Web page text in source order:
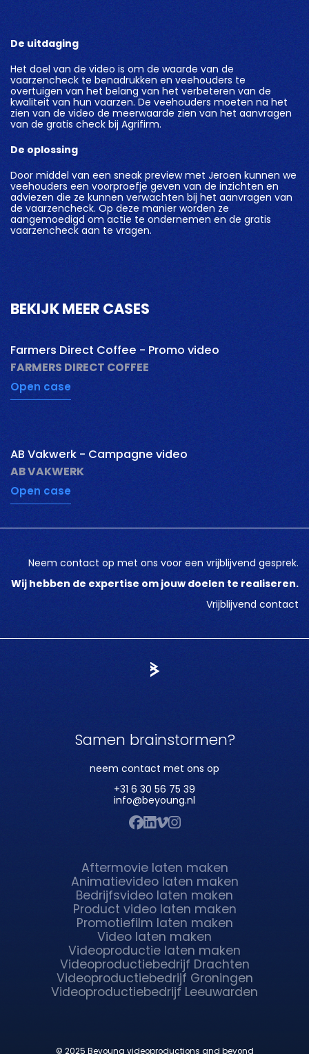
De uitdaging
Het doel van de video is om de waarde van de
vaarzencheck te benadrukken en veehouders te
overtuigen van het belang van het verbeteren van de
kwaliteit van hun vaarzen. De veehouders moeten na het
zien van de video de meerwaarde zien van het aanvragen
van de gratis check bij Agrifirm.
De oplossing
Door middel van een sneak preview met Jeroen kunnen we
veehouders een voorproefje geven van de inzichten en
adviezen die ze kunnen verwachten bij het aanvragen van
de vaarzencheck. Op deze manier worden ze
aangemoedigd om actie te ondernemen en de gratis
vaarzencheck aan te vragen.
BEKIJK MEER CASES
Farmers Direct Coffee - Promo video
FARMERS DIRECT COFFEE
Open case
AB Vakwerk - Campagne video
AB VAKWERK
Open case
Neem contact op met ons voor een vrijblijvend gesprek.
Wij hebben de expertise om jouw doelen te realiseren.
Vrijblijvend contact
Samen brainstormen?
neem contact met ons op
+31 6 30 56 75 39
info@beyoung.nl
Aftermovie laten maken
Animatievideo laten maken
Bedrijfsvideo laten maken
Product video laten maken
Promotiefilm laten maken
Video laten maken
Videoproductie laten maken
Videoproductiebedrijf Drachten
Videoproductiebedrijf Groningen
Videoproductiebedrijf Leeuwarden
© 2025 Beyoung videoproductions and beyond